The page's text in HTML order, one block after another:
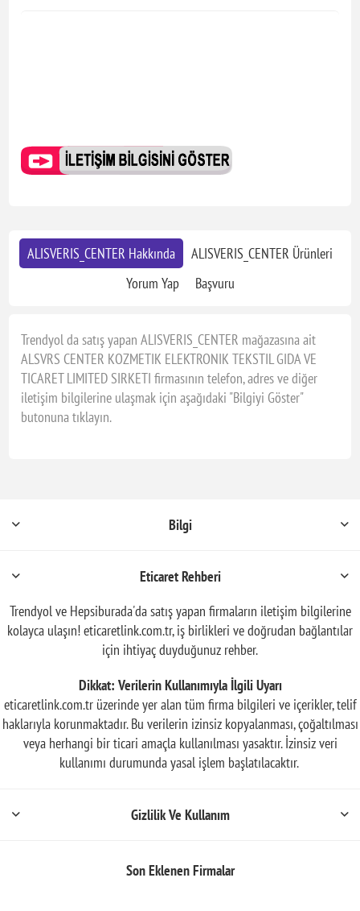
ALISVERIS_CENTER Hakkında
ALISVERIS_CENTER Ürünleri
Yorum Yap
Başvuru
Trendyol da satış yapan ALISVERIS_CENTER mağazasına ait
ALSVRS CENTER KOZMETIK ELEKTRONIK TEKSTIL GIDA VE
TICARET LIMITED SIRKETI firmasının telefon, adres ve diğer
iletişim bilgilerine ulaşmak için aşağıdaki "Bilgiyi Göster"
butonuna tıklayın.
Bilgi
Eticaret Rehberi
Trendyol ve Hepsiburada'da satış yapan firmaların iletişim bilgilerine
kolayca ulaşın! eticaretlink.com.tr, iş birlikleri ve doğrudan bağlantılar
için ihtiyaç duyduğunuz rehber.
Dikkat: Verilerin Kullanımıyla İlgili Uyarı
eticaretlink.com.tr üzerinde yer alan tüm firma bilgileri ve içerikler, telif
haklarıyla korunmaktadır. Bu verilerin izinsiz kopyalanması, çoğaltılması
veya herhangi bir ticari amaçla kullanılması yasaktır. İzinsiz veri
kullanımı durumunda yasal işlem başlatılacaktır.
Gizlilik Ve Kullanım
Son Eklenen Firmalar